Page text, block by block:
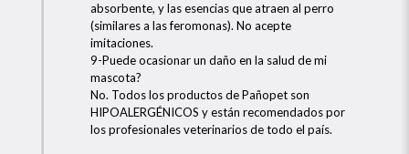
absorbente, y las esencias que atraen al perro
(similares a las feromonas). No acepte
imitaciones.
9-Puede ocasionar un daño en la salud de mi
mascota?
No. Todos los productos de Pañopet son
HIPOALERGÉNICOS y están recomendados por
los profesionales veterinarios de todo el país.